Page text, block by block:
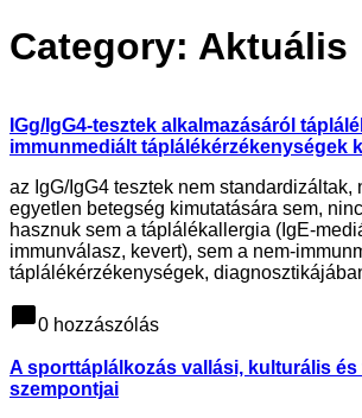
Category: Aktuális
IGg/IgG4-tesztek alkalmazásáról
immunmediált táplálékérzékenységek
az IgG/IgG4 tesztek nem standardizáltak,
egyetlen betegség kimutatására sem,
hasznuk sem a táplálékallergia (IgE-
immunválasz, kevert), sem a nem-
táplálékérzékenységek,
chat_bubble0 hozzászólás
A sporttáplálkozás vallási, kulturális
szempontjai